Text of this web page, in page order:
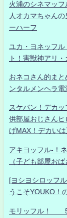
火浦のシネマッ
人オカマちゃん
ーハーフ
ユカ・ヨネッフ
ト！害獣神アリ
おネコさん的ま
ンタルメンヘラ
スケバン！デカ
供部屋おじさん
げMAX！デカい
アキヨッフル-！
（子ども部屋お
[ヨシヨシロッフ
うこそYOUKO！
モリッフル！ 50